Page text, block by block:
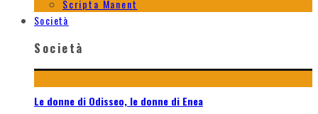
Scripta Manent
Società
Società
Le donne di Odisseo, le donne di Enea